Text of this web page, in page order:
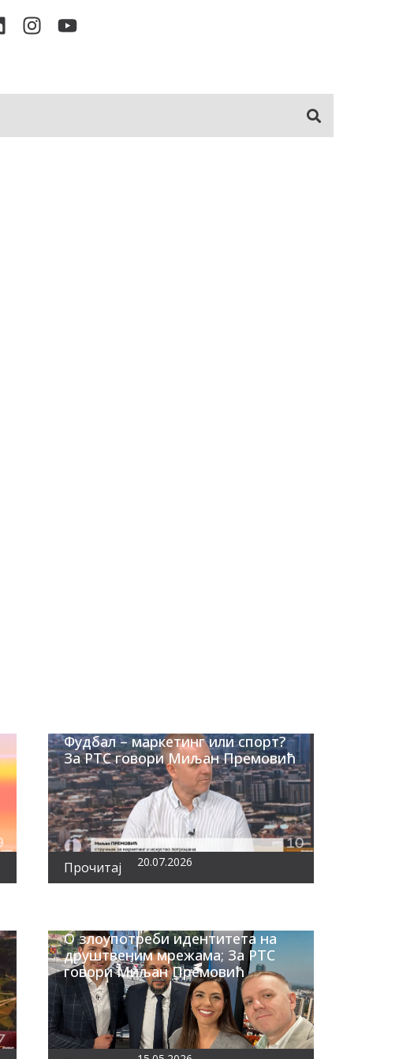
Фудбал – маркетинг или спорт?
За РТС говори Миљан Премовић
Прочитај 20.07.2026
О злоупотреби идентитета на
друштвеним мрежама; За РТС
говори Миљан Премовић